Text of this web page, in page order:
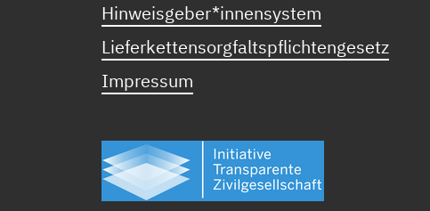
Hinweisgeber*innensystem
Lieferkettensorgfaltspflichtengesetz
Impressum